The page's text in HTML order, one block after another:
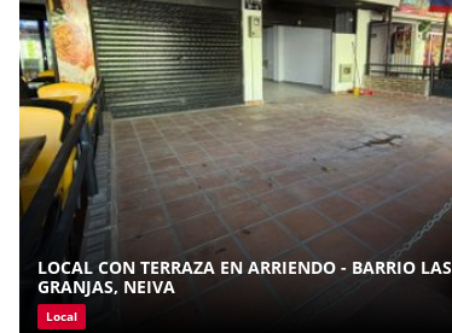
LOCAL CON TERRAZA EN ARRIENDO - BARRIO LAS
GRANJAS, NEIVA
Local